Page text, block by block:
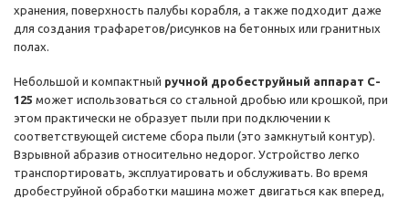
хранения, поверхность палубы корабля, а также подходит даже
для создания трафаретов/рисунков на бетонных или гранитных
полах.
Небольшой и компактный ручной дробеструйный аппарат C-
125 может использоваться со стальной дробью или крошкой, при
этом практически не образует пыли при подключении к
соответствующей системе сбора пыли (это замкнутый контур).
Взрывной абразив относительно недорог. Устройство легко
транспортировать, эксплуатировать и обслуживать. Во время
дробеструйной обработки машина может двигаться как вперед,